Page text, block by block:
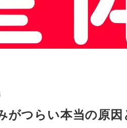
がつらい本当の原